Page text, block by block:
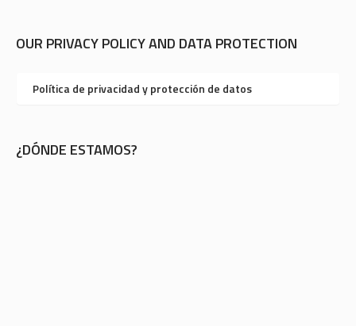
OUR PRIVACY POLICY AND DATA PROTECTION
Política de privacidad y protección de datos
¿DÓNDE ESTAMOS?